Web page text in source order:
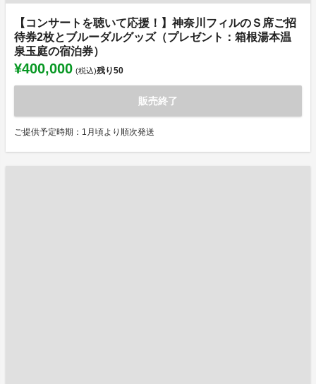
【コンサートを聴いて応援！】神奈川フィルのＳ席ご招
待券2枚とブルーダルグッズ（プレゼント：箱根湯本温
泉玉庭の宿泊券）
¥400,000 (税込)残り50
販売終了
ご提供予定時期：1月頃より順次発送